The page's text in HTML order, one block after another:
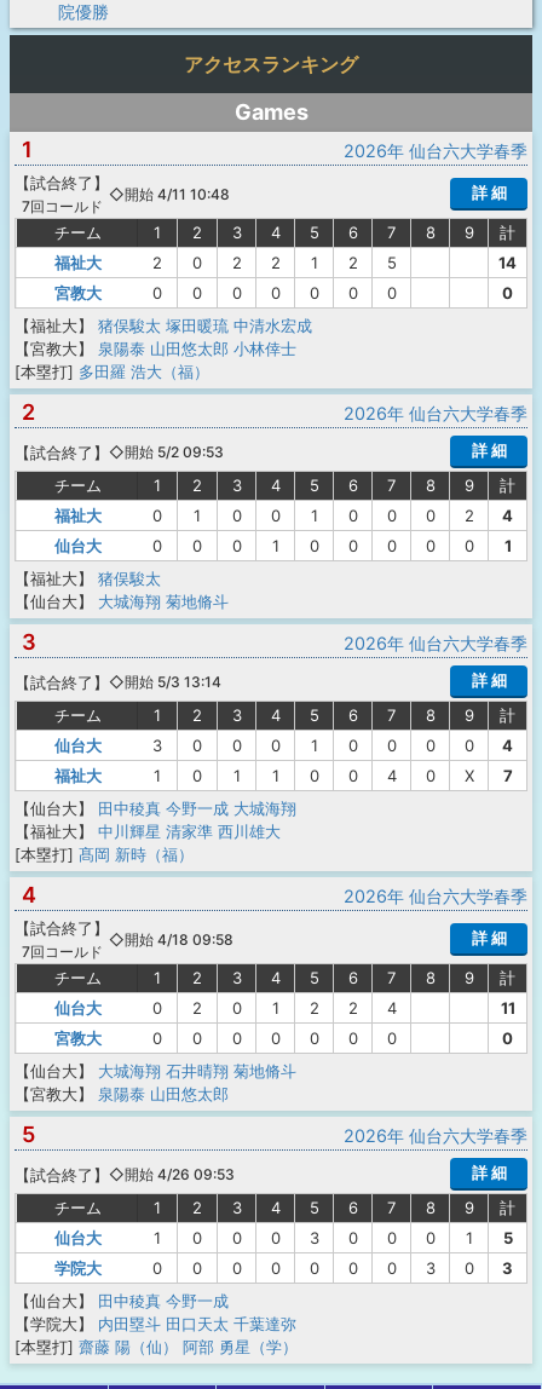
院優勝
アクセスランキング
Games
1
2026年 仙台六大学春季
【試合終了 】
7回コールド
◇開始 4/11 10:48 詳 細
チーム 1 2 3 4 5 6 7 8 9
計
福祉大
2 0 2 2 1 2 5
14
宮教大
0 0 0 0 0 0 0
0
【福祉大】
猪俣駿太 塚田暖琉 中清水宏成
【宮教大】
泉陽泰 山田悠太郎 小林倖士
[本塁打] 多田羅 浩大（福）
2 2026年 仙台六大学春季
【試合終了 】 ◇開始 5/2 09:53
詳 細
チーム
1 2 3 4 5 6 7 8 9
計
福祉大
0 1 0 0 1 0 0 0 2
4
仙台大
0 0 0 1 0 0 0 0 0
1
【福祉大】
猪俣駿太
【仙台大】
大城海翔 菊地脩斗
3 2026年 仙台六大学春季
【試合終了 】 ◇開始 5/3 13:14
詳 細
チーム
1 2 3 4 5 6 7 8 9
計
仙台大
3 0 0 0 1 0 0 0 0
4
福祉大
1 0 1 1 0 0 4 0 X
7
【仙台大】
田中稜真 今野一成 大城海翔
【福祉大】
中川輝星 清家準 西川雄大
[本塁打] 髙岡 新時（福）
4 2026年 仙台六大学春季
【試合終了 】
7回コールド
◇開始 4/18 09:58 詳 細
チーム 1 2 3 4 5 6 7 8 9
計
仙台大
0 2 0 1 2 2 4
11
宮教大
0 0 0 0 0 0 0
0
【仙台大】
大城海翔 石井晴翔 菊地脩斗
【宮教大】
泉陽泰 山田悠太郎
5 2026年 仙台六大学春季
【試合終了 】 ◇開始 4/26 09:53
詳 細
チーム
1 2 3 4 5 6 7 8 9
計
仙台大
1 0 0 0 3 0 0 0 1
5
学院大
0 0 0 0 0 0 0 3 0
3
【仙台大】
田中稜真 今野一成
【学院大】
内田塁斗 田口天太 千葉達弥
[本塁打] 齋藤 陽（仙） 阿部 勇星（学）